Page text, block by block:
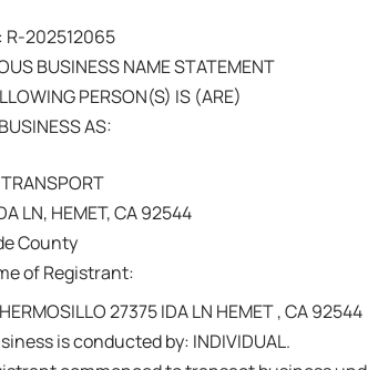
R-202512065
BUSINESS NAME STATEMENT
PERSON(S) IS (ARE)
AS:
TRANSPORT
LN, HEMET, CA 92544
County
of Registrant:
27375 IDA LN HEMET , CA 92544
is conducted by: INDIVIDUAL.